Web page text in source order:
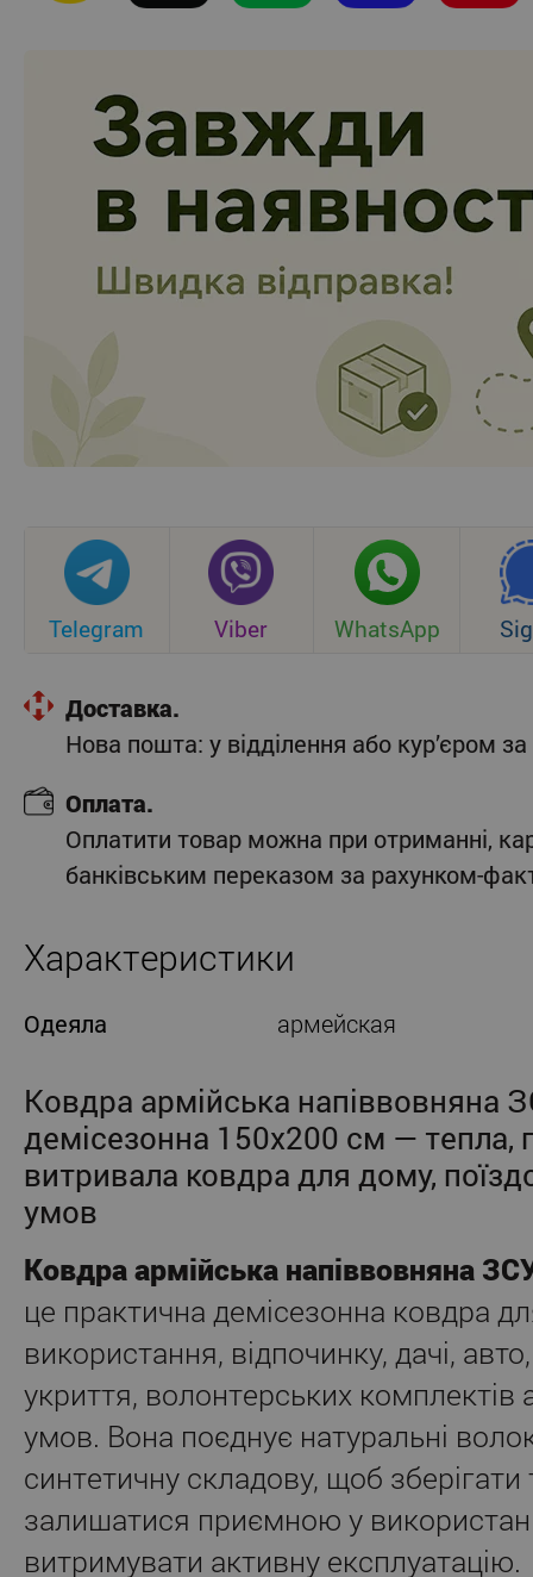
Telegram Viber WhatsApp
Доставка.
Нова пошта: у відділення або кур’єром
Оплата.
Оплатити товар можна при отриманні,
банківським переказом за рахунком-
Характеристики
Одеяла армейская
Ковдра армійська напіввовняна
демісезонна 150x200 см — тепла,
витривала ковдра для дому,
умов
Ковдра армійська напіввовняна
це практична демісезонна ковдра
використання, відпочинку, дачі,
укриття, волонтерських комплектів
умов. Вона поєднує натуральні
синтетичну складову, щоб зберігати
залишатися приємною у
витримувати активну експлуатацію.